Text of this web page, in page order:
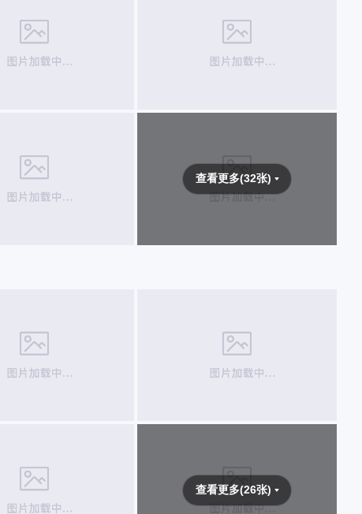
查看更多(32张)
查看更多(26张)